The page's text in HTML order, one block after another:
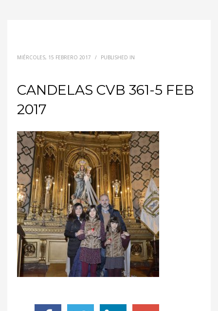
MIÉRCOLES, 15 FEBRERO 2017 / PUBLISHED IN
CANDELAS CVB 361-5 FEB
2017